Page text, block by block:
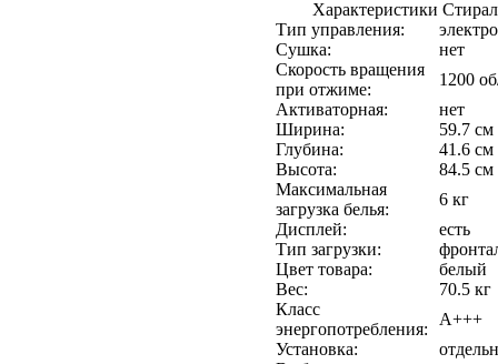
Характеристики
Тип управления:
Сушка:
нет
Скорость вращения
при отжиме:
1200
Активаторная:
нет
Ширина:
59.7 см
Глубина:
41.6 см
Высота:
84.5 см
Максимальная
загрузка белья:
6 кг
Дисплей:
есть
Тип загрузки:
Цвет товара:
белый
Вес:
70.5 кг
Класс
энергопотребления:
A+++
Установка: